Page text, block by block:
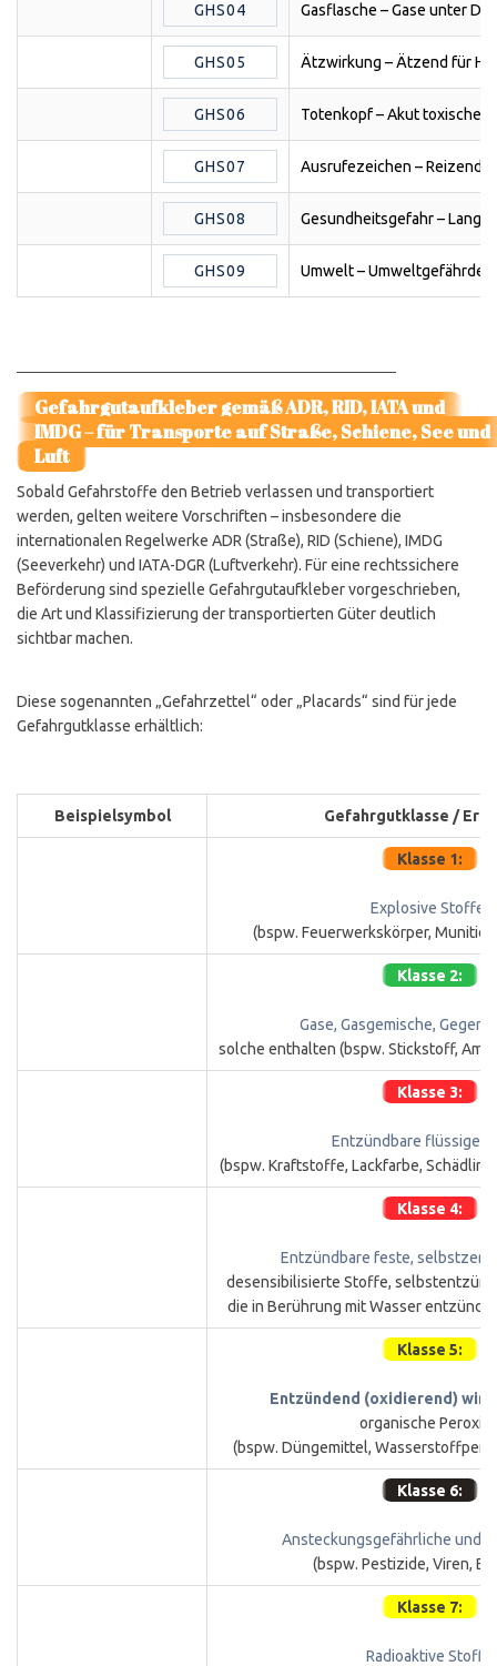
GHS04 Gasflasche – Gase unter
GHS05 Ätzwirkung – Ätzend für
GHS06 Totenkopf – Akut toxische
GHS07 Ausrufezeichen – Reizend,
GHS08 Gesundheitsgefahr –
GHS09 Umwelt –
Gefahrgutaufkleber gemäß ADR, RID, IATA und
IMDG – für Transporte auf Straße, Schiene, See und
Luft
Sobald Gefahrstoffe den Betrieb verlassen und transportiert
werden, gelten weitere Vorschriften – insbesondere die
internationalen Regelwerke ADR (Straße), RID (Schiene), IMDG
(Seeverkehr) und IATA-DGR (Luftverkehr). Für eine rechtssichere
Beförderung sind spezielle Gefahrgutaufkleber vorgeschrieben,
die Art und Klassifizierung der transportierten Güter deutlich
sichtbar machen.
Diese sogenannten „Gefahrzettel“ oder „Placards“ sind für jede
Gefahrgutklasse erhältlich:
Beispielsymbol Gefahrgutklasse /
Klasse 1:
Explosive Stoffe
(bspw. Feuerwerkskörper,
Klasse 2:
Gase, Gasgemische,
solche enthalten (bspw. Stickstoff,
Klasse 3:
Entzündbare flüssige
(bspw. Kraftstoffe, Lackfarbe,
Klasse 4:
Entzündbare feste,
desensibilisierte Stoffe,
die in Berührung mit Wasser
Klasse 5:
Entzündend (oxidierend)
organische
(bspw. Düngemittel,
Klasse 6:
Ansteckungsgefährliche und
(bspw. Pestizide, Viren,
Klasse 7:
Radioaktive Stoffe